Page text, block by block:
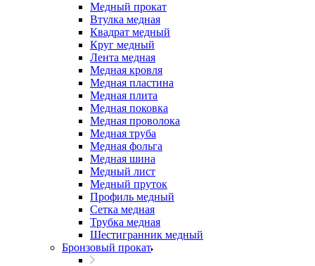
Медный прокат
Втулка медная
Квадрат медный
Круг медный
Лента медная
Медная кровля
Медная пластина
Медная плита
Медная поковка
Медная проволока
Медная труба
Медная фольга
Медная шина
Медный лист
Медный пруток
Профиль медный
Сетка медная
Трубка медная
Шестигранник медный
Бронзовый прокат